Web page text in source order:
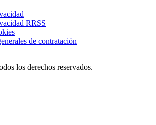
RRSS
de contratación
los derechos reservados.